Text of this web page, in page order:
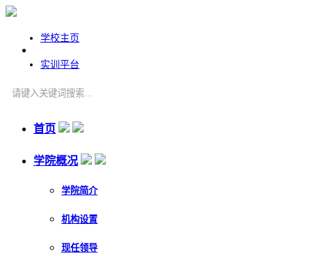
学校主页
实训平台
首页
学院概况
学院简介
机构设置
现任领导